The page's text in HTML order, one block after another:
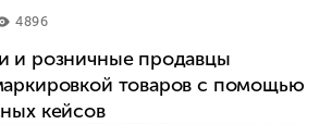
4896
и розничные продавцы
товаров с помощью
кейсов